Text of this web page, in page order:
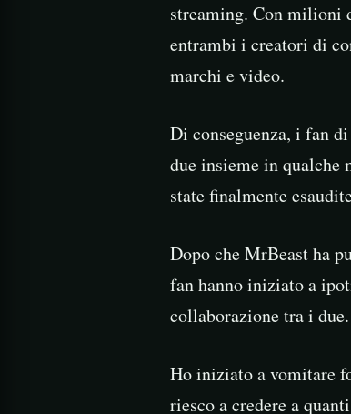
streaming. Con milioni
entrambi i creatori di
marchi e video.
Di conseguenza, i fan
due insieme in qualche
state finalmente
Dopo che MrBeast ha
fan hanno iniziato a
collaborazione tra i due.
Ho iniziato a vomitare
riesco a credere a